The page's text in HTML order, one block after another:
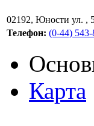
02192, Юности ул. ,
Телефон: (0-44) 543-
Карта